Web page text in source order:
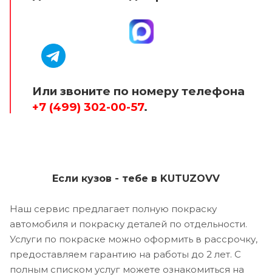
Или звоните по номеру телефона
+7 (499) 302-00-57.
Если кузов - тебе в KUTUZOVV
Наш сервис предлагает полную покраску
автомобиля и покраску деталей по отдельности.
Услуги по покраске можно оформить в рассрочку,
предоставляем гарантию на работы до 2 лет. С
полным списком услуг можете ознакомиться на